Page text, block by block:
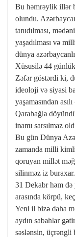
Bu həmrəylik illər
olundu.
tanıdılması,
yaşadılması və
dünya
Xüsusilə 44
Zəfər göstərdi ki,
ideoloji və siyasi
yaşamasından
Qarabağla
inamı sarsılmaz
Bu gün Dünya
zamanda milli
qoruyan millət
silinməz iz buraxar.
31 Dekabr həm də
arasında körpü,
Yeni il bizə daha
aydın sabahlar
səslənsin, üçrəngli